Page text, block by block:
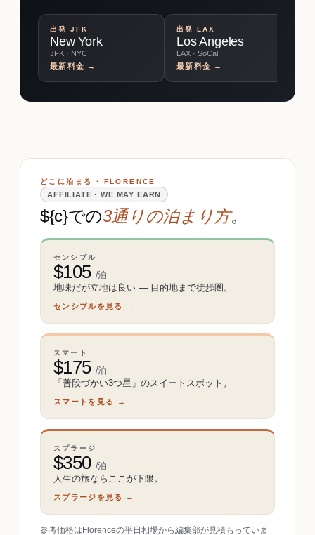
出発 JFK
New York
JFK · NYC
最新料金 →
出発 LAX
Los Angeles
LAX · SoCal
最新料金 →
どこに泊まる · FLORENCE
AFFILIATE · WE MAY EARN
${c}での3通りの泊まり方。
センシブル
$105 /泊
地味だが立地は良い ― 目的地まで徒歩圏。
センシブルを見る →
スマート
$175 /泊
「普段づかい3つ星」のスイートスポット。
スマートを見る →
スプラージ
$350 /泊
人生の旅ならここが下限。
スプラージを見る →
参考価格はFlorenceの平日相場から編集部が見積もっていま